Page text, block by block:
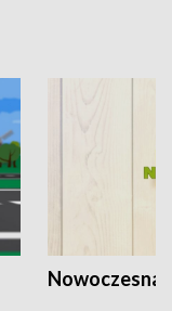
Nowoczesna